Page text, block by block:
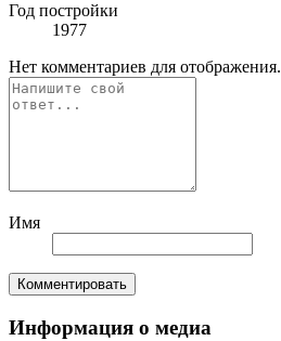
Год постройки
1977
Нет комментариев для отображения.
Имя
Комментировать
Информация о медиа